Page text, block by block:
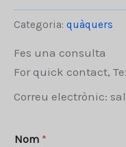
Categoria: quàquers
Fes una consulta
For quick contact,
Correu electrònic:
Nom *